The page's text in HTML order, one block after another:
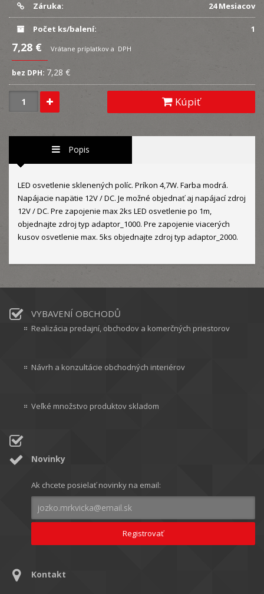
Záruka: 24 Mesiacov
Počet ks/balení: 1
7,28 € Vrátane príplatkov a DPH
bez DPH: 7,28 €
Kúpiť
Popis
LED osvetlenie sklenených políc. Príkon 4,7W. Farba modrá.
Napájacie napätie 12V / DC. Je možné objednať aj napájací zdroj
12V / DC. Pre zapojenie max 2ks LED osvetlenie po 1m,
objednajte zdroj typ adaptor_1000. Pre zapojenie viacerých
kusov osvetlenie max. 5ks objednajte zdroj typ adaptor_2000.
VYBAVENÍ OBCHODŮ
Realizácia predajní, obchodov a komerčných priestorov
Návrh a konzultácie obchodných interiérov
Veľké množstvo produktov skladom
Novinky
Ak chcete posielať novinky na email:
Kontakt